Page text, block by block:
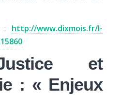
: http://www.dixmois.fr/l-
et
: « Enjeux